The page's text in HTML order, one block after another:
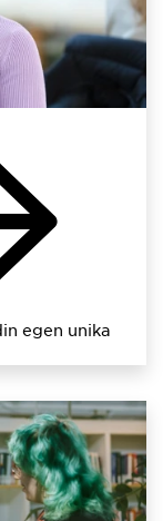
egen unika